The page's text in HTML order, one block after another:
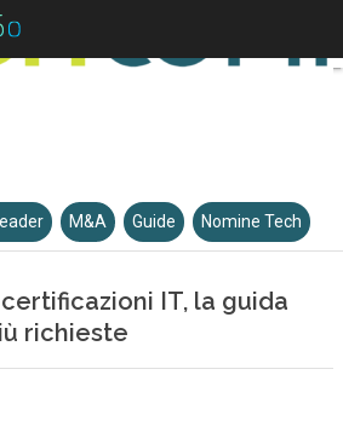
M&A Guide Nomine Tech
IT, la guida
richieste